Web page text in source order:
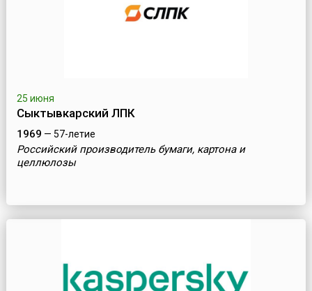
25 июня
Сыктывкарский ЛПК
1969 — 57-летие
Российский производитель бумаги, картона и
целлюлозы